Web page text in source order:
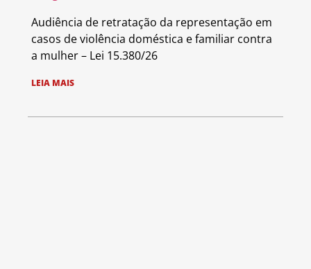
Audiência de retratação da representação em
casos de violência doméstica e familiar contra
a mulher – Lei 15.380/26
LEIA MAIS